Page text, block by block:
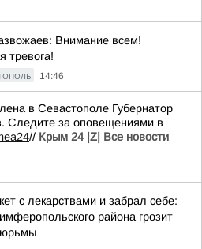
Внимание всем!
тревога!
14:46
в Севастополе Губернатор
Следите за оповещениями в
// Крым 24 |Z| Все новости
с лекарствами и забрал себе:
района грозит